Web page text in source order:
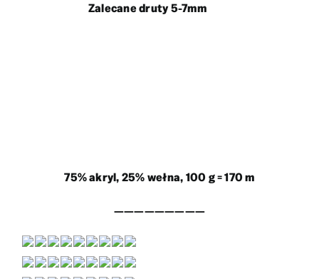
Zalecane druty 5-7mm
75% akryl, 25% wełna, 100 g = 170 m
—————————